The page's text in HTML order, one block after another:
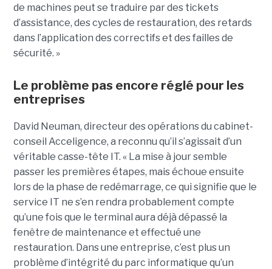
de machines peut se traduire par des tickets
d’assistance, des cycles de restauration, des retards
dans l’application des correctifs et des failles de
sécurité. »
Le problème pas encore réglé pour les
entreprises
David Neuman, directeur des opérations du cabinet-
conseil Acceligence, a reconnu qu’il s’agissait d’un
véritable casse-tête IT. « La mise à jour semble
passer les premières étapes, mais échoue ensuite
lors de la phase de redémarrage, ce qui signifie que le
service IT ne s’en rendra probablement compte
qu’une fois que le terminal aura déjà dépassé la
fenêtre de maintenance et effectué une
restauration. Dans une entreprise, c’est plus un
problème d’intégrité du parc informatique qu’un